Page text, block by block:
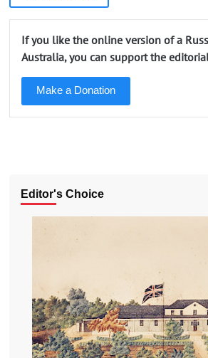
If you like the online version of a
Australia, you can support the
Make a Donation
Editor's Choice